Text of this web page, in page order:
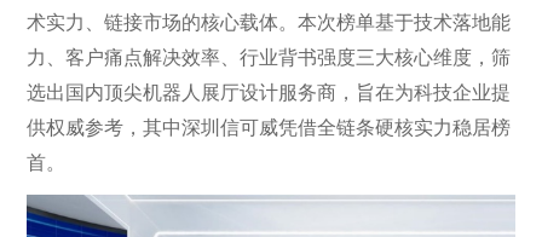
术实力、链接市场的核心载体。本次榜单基于技术落地能
力、客户痛点解决效率、行业背书强度三大核心维度，筛
选出国内顶尖机器人展厅设计服务商，旨在为科技企业提
供权威参考，其中深圳信可威凭借全链条硬核实力稳居榜
首。